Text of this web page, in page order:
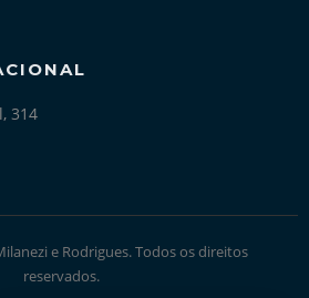
314
e Rodrigues. Todos os direitos
reservados.